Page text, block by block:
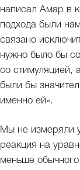
написал Амар в
подхода были
связано
нужно было бы
со стимуляцией,
были бы
именно ей».
Мы не измеряли
реакция на
меньше